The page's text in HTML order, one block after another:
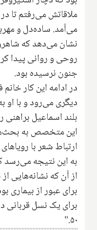
ملاقاتش می‌رفتم تا
می‌آمد. ساده‌دل و
نشان می‌دهد که
روحی و روانی پیدا
جنون نرسیده بود.
در ادامه این کار
دیگری می‌رود و با
بلند اسماعیل براهنی
این متخصص به
ارتباط شعر با
به این نتیجه
از آن که نشانه‌هایی
برای عبور از بیماری
۵۰."